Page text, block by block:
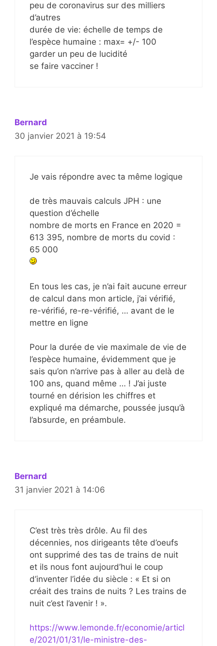
peu de coronavirus sur des milliers
d’autres
durée de vie: échelle de temps de
l’espèce humaine : max= +/- 100
garder un peu de lucidité
se faire vacciner !
Bernard
30 janvier 2021 à 19:54
Je vais répondre avec ta même logique
de très mauvais calculs JPH : une
question d’échelle
nombre de morts en France en 2020 =
613 395, nombre de morts du covid :
65 000
En tous les cas, je n’ai fait aucune erreur
de calcul dans mon article, j’ai vérifié,
re-vérifié, re-re-vérifié, … avant de le
mettre en ligne
Pour la durée de vie maximale de vie de
l’espèce humaine, évidemment que je
sais qu’on n’arrive pas à aller au delà de
100 ans, quand même … ! J’ai juste
tourné en dérision les chiffres et
expliqué ma démarche, poussée jusqu’à
l’absurde, en préambule.
Bernard
31 janvier 2021 à 14:06
C’est très très drôle. Au fil des
décennies, nos dirigeants tête d’oeufs
ont supprimé des tas de trains de nuit
et ils nous font aujourd’hui le coup
d’inventer l’idée du siècle : « Et si on
créait des trains de nuits ? Les trains de
nuit c’est l’avenir ! ».
https://www.lemonde.fr/economie/articl
e/2021/01/31/le-ministre-des-